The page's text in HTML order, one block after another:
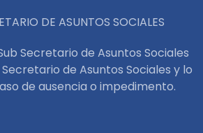
DE ASUNTOS SOCIALES
Secretario de Asuntos Sociales
de Asuntos Sociales y lo
de ausencia o impedimento.